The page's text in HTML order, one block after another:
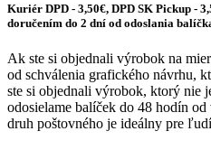
Kuriér DPD - 3,50€, DPD SK Pickup -
doručením do 2 dní od odoslania
Ak ste si objednali výrobok na
od schválenia grafického návrhu,
ste si objednali výrobok, ktorý nie
odosielame balíček do 48 hodín
druh poštovného je ideálny pre